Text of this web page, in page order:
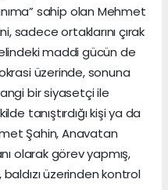
sahip olan Mehmet
sadece ortaklarını çırak
maddi gücün de
üzerinde, sonuna
bir siyasetçi ile
tanıştırdığı kişi ya da
Şahin, Anavatan
olarak görev yapmış,
üzerinden kontrol